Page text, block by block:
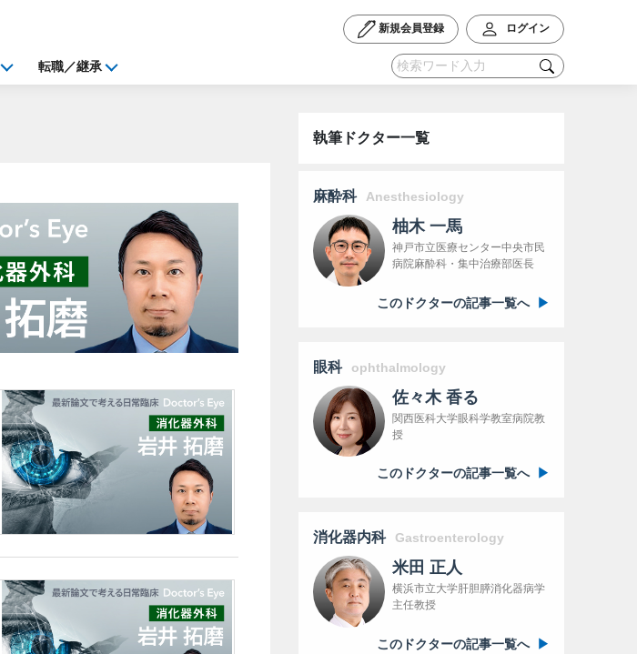
新規会員登録 ログイン
転職／継承
執筆ドクター一覧
麻酔科 Anesthesiology
柚木 一馬
神戸市立医療センター中央市民
病院麻酔科・集中治療部医長
このドクターの記事一覧へ
眼科 ophthalmology
佐々木 香る
関西医科大学眼科学教室病院教
授
このドクターの記事一覧へ
消化器内科 Gastroenterology
米田 正人
横浜市立大学肝胆膵消化器病学
主任教授
このドクターの記事一覧へ